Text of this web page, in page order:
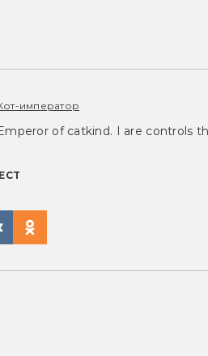
император
of catkind. I are controls